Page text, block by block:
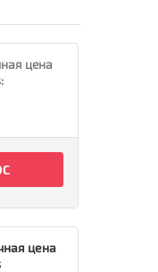
цена
цена